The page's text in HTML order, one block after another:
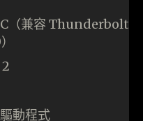
（兼容 Thunderbolt
動程式